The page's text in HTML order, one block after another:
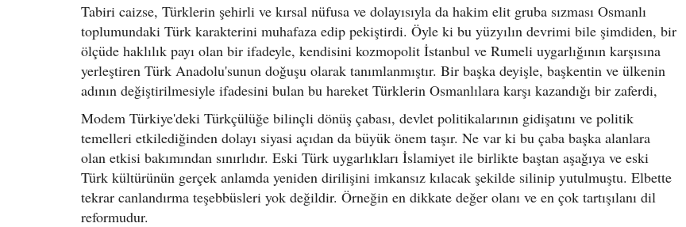
Tabiri caizse, Türklerin şehirli ve kırsal nüfusa ve dolayısıyla da hakim elit gruba sızması Osmanlı
toplumundaki Türk karakterini muhafaza edip pekiştirdi. Öyle ki bu yüzyılın devrimi bile şimdiden, bir
ölçüde haklılık payı olan bir ifadeyle, kendisini kozmopolit İstanbul ve Rumeli uygarlığının karşısına
yerleştiren Türk Anadolu'sunun doğuşu olarak tanımlanmıştır. Bir başka deyişle, başkentin ve ülkenin
adının değiştirilmesiyle ifadesini bulan bu hareket Türklerin Osmanlılara karşı kazandığı bir zaferdi,
Modem Türkiye'deki Türkçülüğe bilinçli dönüş çabası, devlet politikalarının gidişatını ve politik
temelleri etkilediğinden dolayı siyasi açıdan da büyük önem taşır. Ne var ki bu çaba başka alanlara
olan etkisi bakımından sınırlıdır. Eski Türk uygarlıkları İslamiyet ile birlikte baştan aşağıya ve eski
Türk kültürünün gerçek anlamda yeniden dirilişini imkansız kılacak şekilde silinip yutulmuştu. Elbette
tekrar canlandırma teşebbüsleri yok değildir. Örneğin en dikkate değer olanı ve en çok tartışılanı dil
reformudur.